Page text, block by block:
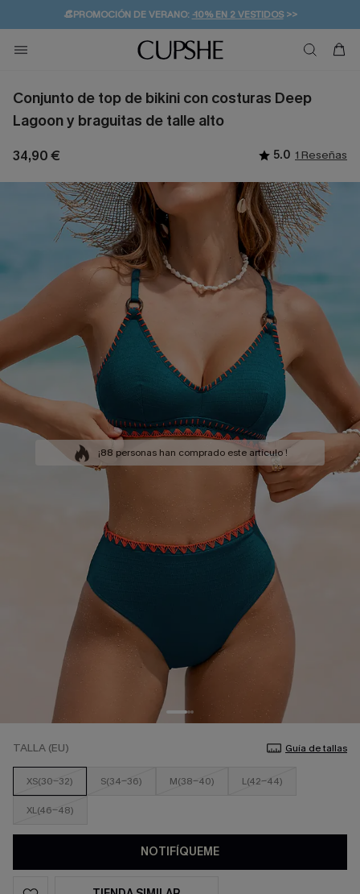
👒PROMOCIÓN DE VERANO:-10% EN 2 VESTIDOS>>
💌¡SUSCRIBIRSE & GANAR -10% EXTRA!
🚚ENVÍO GRATUITO A PARTIR DE 49 € >>
Conjunto de top de bikini con costuras Deep
Lagoon y braguitas de talle alto
34,90 € 5.0 1 Reseñas
¡88 personas han comprado este artículo !
TALLA (EU) Guía de tallas
XS(30-32) S(34-36) M(38-40) L(42-44)
XL(46-48)
NOTIFÍQUEME